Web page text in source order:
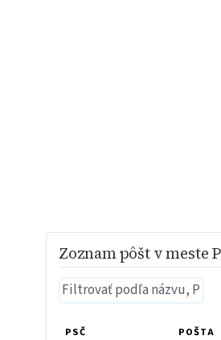
Zoznam pôšt v meste
PSČ POŠTA